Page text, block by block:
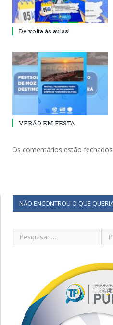
De volta às aulas!
VERÃO EM FESTA
Os comentários estão fechados.
NÃO ENCONTROU O QUE